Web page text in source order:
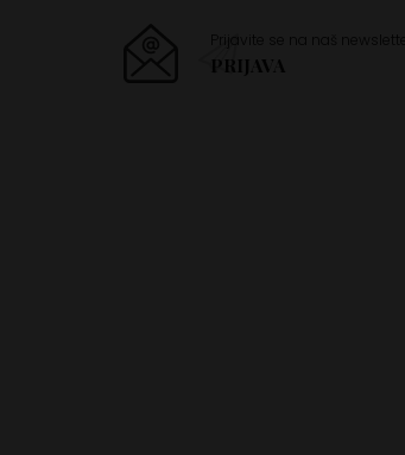
Prijavite se na naš newsletter
PRIJAVA